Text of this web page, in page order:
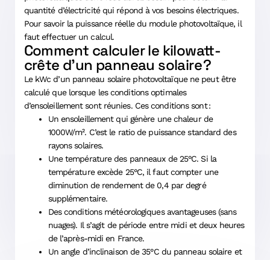
quantité d’électricité qui répond à vos besoins électriques.
Pour savoir la puissance réelle du module photovoltaïque, il
faut effectuer un calcul.
Comment calculer le kilowatt-
crête d’un panneau solaire ?
Le kWc d’un panneau solaire photovoltaïque ne peut être
calculé que lorsque les conditions optimales
d’ensoleillement sont réunies. Ces conditions sont :
Un ensoleillement qui génère une chaleur de
1000W/m². C’est le ratio de puissance standard des
rayons solaires.
Une température des panneaux de 25°C. Si la
température excède 25°C, il faut compter une
diminution de rendement de 0,4 par degré
supplémentaire.
Des conditions météorologiques avantageuses (sans
nuages). Il s’agit de période entre midi et deux heures
de l’après-midi en France.
Un angle d’inclinaison de 35°C du panneau solaire et